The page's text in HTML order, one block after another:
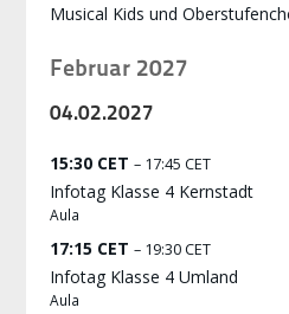
Musical Kids und
Februar 2027
04.02.2027
15:30 CET– 17:45 CET
Infotag Klasse 4 Kernstadt
Aula
17:15 CET– 19:30 CET
Infotag Klasse 4 Umland
Aula